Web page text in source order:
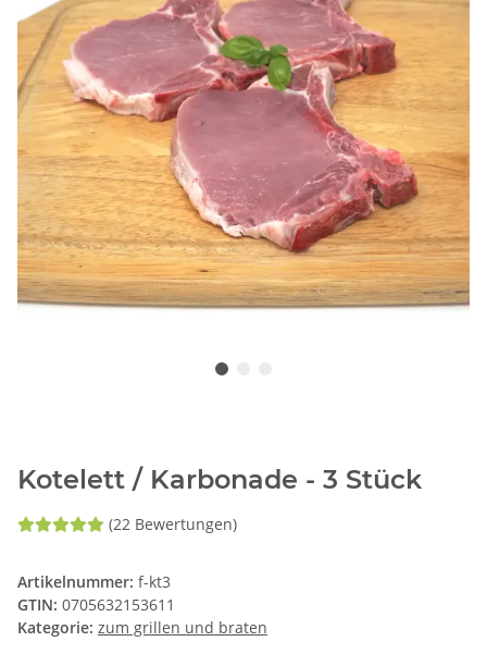
Kotelett / Karbonade - 3 Stück
(22 Bewertungen)
Artikelnummer: f-kt3
GTIN: 0705632153611
Kategorie: zum grillen und braten